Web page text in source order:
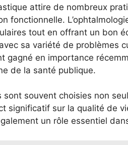
attire de nombreux
fonctionnelle.
tout en offrant un bon
sa variété de problèmes
gagné en importance
de la santé publique.
sont souvent choisies non
significatif sur la qualité de
un rôle essentiel